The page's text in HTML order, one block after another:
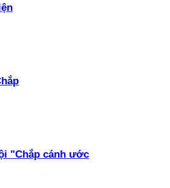
"Chắp cánh ước